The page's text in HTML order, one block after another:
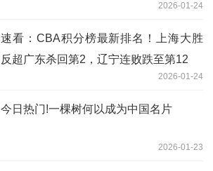
2026-01-24
速看：CBA积分榜最新排名！上海大胜
反超广东杀回第2，辽宁连败跌至第12
2026-01-24
今日热门!一棵树何以成为中国名片
2026-01-23